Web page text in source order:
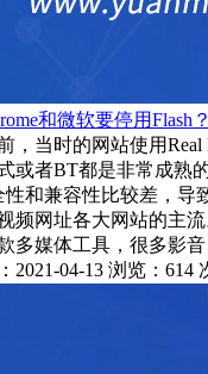
和微软要停用Flash？
，当时的网站使用
或者BT都是非常成熟
性和兼容性比较差，导
频网址各大网站的主流
多媒体工具，很多影
2021-04-13 浏览：614